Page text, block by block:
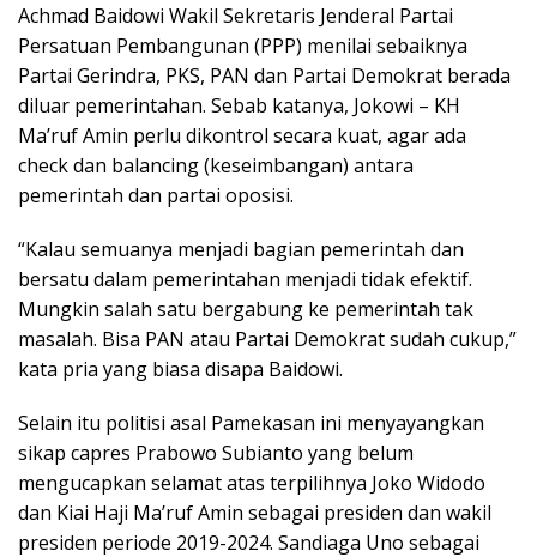
Achmad Baidowi Wakil Sekretaris Jenderal Partai
Persatuan Pembangunan (PPP) menilai sebaiknya
Partai Gerindra, PKS, PAN dan Partai Demokrat berada
diluar pemerintahan. Sebab katanya, Jokowi – KH
Ma’ruf Amin perlu dikontrol secara kuat, agar ada
check dan balancing (keseimbangan) antara
pemerintah dan partai oposisi.
“Kalau semuanya menjadi bagian pemerintah dan
bersatu dalam pemerintahan menjadi tidak efektif.
Mungkin salah satu bergabung ke pemerintah tak
masalah. Bisa PAN atau Partai Demokrat sudah cukup,”
kata pria yang biasa disapa Baidowi.
Selain itu politisi asal Pamekasan ini menyayangkan
sikap capres Prabowo Subianto yang belum
mengucapkan selamat atas terpilihnya Joko Widodo
dan Kiai Haji Ma’ruf Amin sebagai presiden dan wakil
presiden periode 2019-2024. Sandiaga Uno sebagai